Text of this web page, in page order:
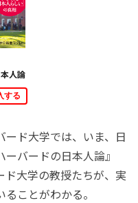
人論
する
ド大学では、いま、日
バードの日本人論』
ド大学の教授たちが、実
ことがわかる。